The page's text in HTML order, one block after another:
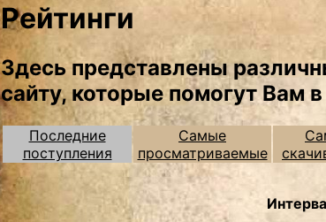
Рейтинги
Здесь представлены
сайту, которые помогут Вам
Последние
поступления
Самые
просматриваемые